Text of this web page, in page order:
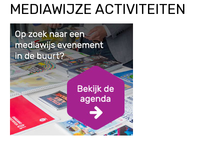
MEDIAWIJZE ACTIVITEITEN